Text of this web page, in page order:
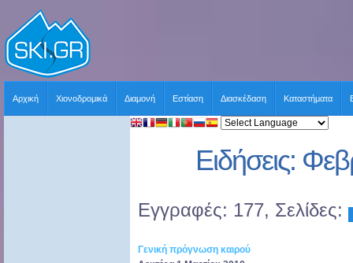
Αρχική Χιονοδρομικά Διαμονή Εστίαση Διασκέδαση Καταστήματα
Ειδήσεις:
Εγγραφές: 177, Σελίδες:
Γενική πρόγνωση καιρού